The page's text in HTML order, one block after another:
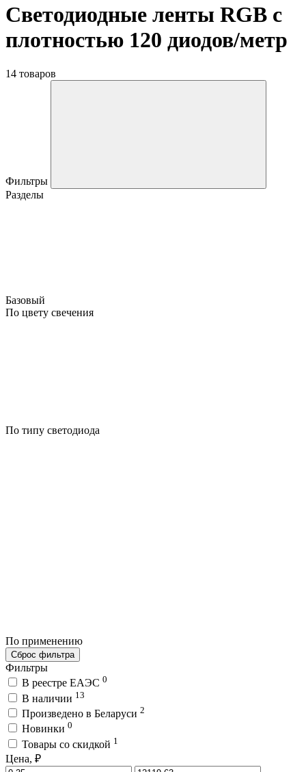
Светодиодные ленты RGB с
плотностью 120 диодов/метр
14 товаров
Фильтры
Разделы
Базовый
По цвету свечения
По типу светодиода
По применению
Сброс фильтра
Фильтры
В реестре ЕАЭС 0
В наличии 13
Произведено в Беларуси 2
Новинки 0
Товары со скидкой 1
Цена, ₽